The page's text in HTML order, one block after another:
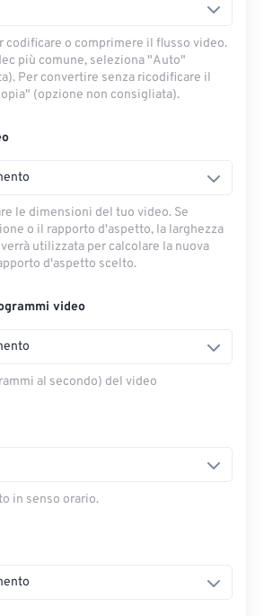
codificare o comprimere il flusso video.
più comune, seleziona "Auto"
Per convertire senza ricodificare il
(opzione non consigliata).
le dimensioni del tuo video. Se
o il rapporto d'aspetto, la larghezza
utilizzata per calcolare la nuova
d'aspetto scelto.
video
al secondo) del video
in senso orario.